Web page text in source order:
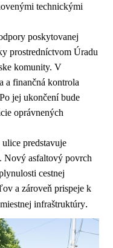
technickými
poskytovanej
prostredníctvom Úradu
komunity. V
a finančná kontrola
jej ukončení bude
oprávnených
predstavuje
Nový asfaltový povrch
cestnej
a zároveň prispeje k
infraštruktúry.